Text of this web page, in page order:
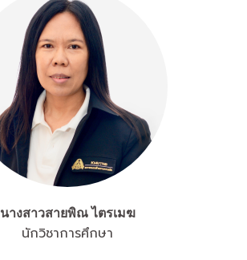
นางสาวสายพิณ ไตรเมฆ
นักวิชาการศึกษา